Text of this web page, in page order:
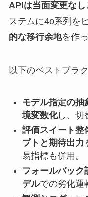
APIは当面変更なし
ステムに4o系列を
的な移行余地を作
以下のベストプラ
モデル指定の抽
境変数化し、切
評価スイート整
プトと期待出力
易指標も併用。
フォールバック
デルでの劣化運